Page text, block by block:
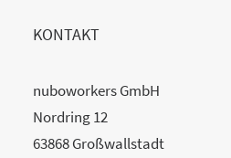
KONTAKT
nuboworkers GmbH
Nordring 12
63868 Großwallstadt